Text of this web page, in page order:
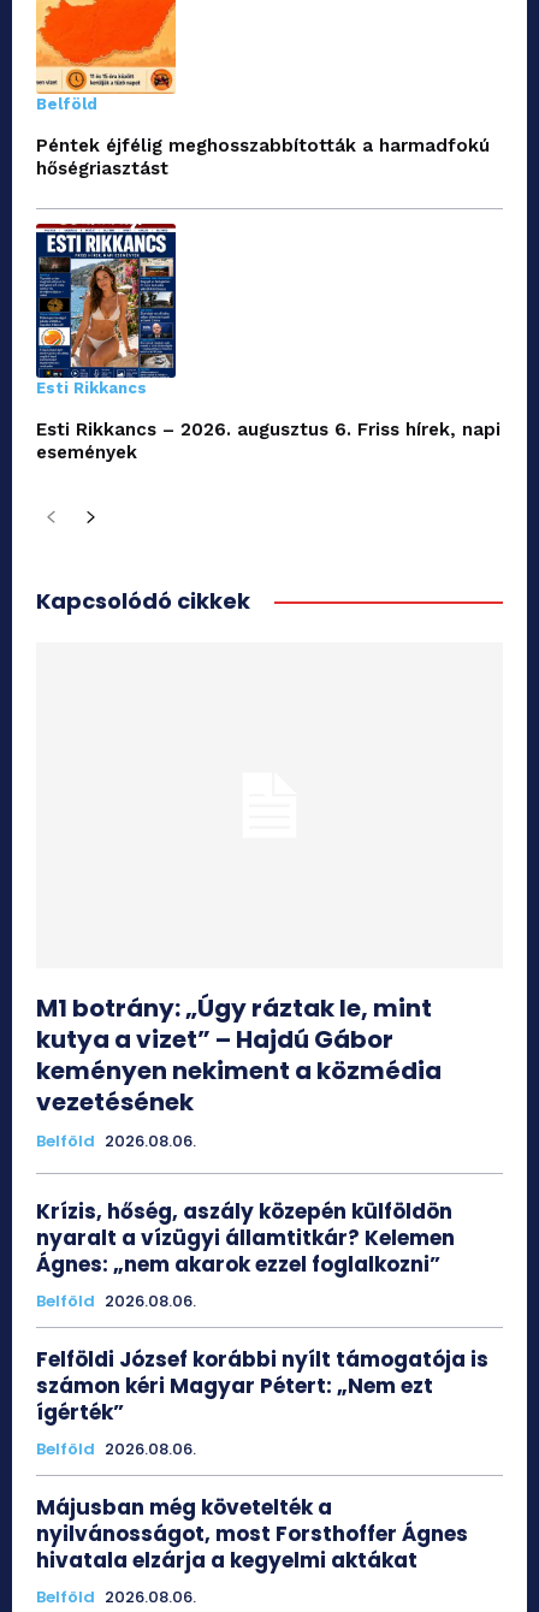
Belföld
Péntek éjfélig meghosszabbították a harmadfokú
hőségriasztást
Esti Rikkancs
Esti Rikkancs – 2026. augusztus 6. Friss hírek, napi
események
Kapcsolódó cikkek
M1 botrány: „Úgy ráztak le, mint
kutya a vizet” – Hajdú Gábor
keményen nekiment a közmédia
vezetésének
Belföld 2026.08.06.
Krízis, hőség, aszály közepén külföldön
nyaralt a vízügyi államtitkár? Kelemen
Ágnes: „nem akarok ezzel foglalkozni”
Belföld 2026.08.06.
Felföldi József korábbi nyílt támogatója is
számon kéri Magyar Pétert: „Nem ezt
ígérték”
Belföld 2026.08.06.
Májusban még követelték a
nyilvánosságot, most Forsthoffer Ágnes
hivatala elzárja a kegyelmi aktákat
Belföld 2026.08.06.